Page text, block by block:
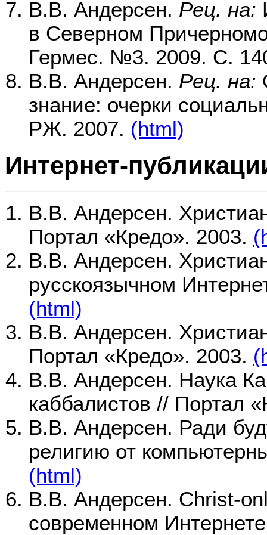
В.В. Андерсен. Рец. на:
в Северном
Гермес. №3. 2009. С.
В.В. Андерсен. Рец. на:
знание: очерки
РЖ. 2007. (html)
Интернет-
В.В. Андерсен.
Портал «Кредо». 2003.
В.В. Андерсен.
русскоязычном
(html)
В.В. Андерсен.
Портал «Кредо». 2003.
В.В. Андерсен. Наука
каббалистов // Портал
В.В. Андерсен. Ради
религию от
(html)
В.В. Андерсен. Christ-
современном